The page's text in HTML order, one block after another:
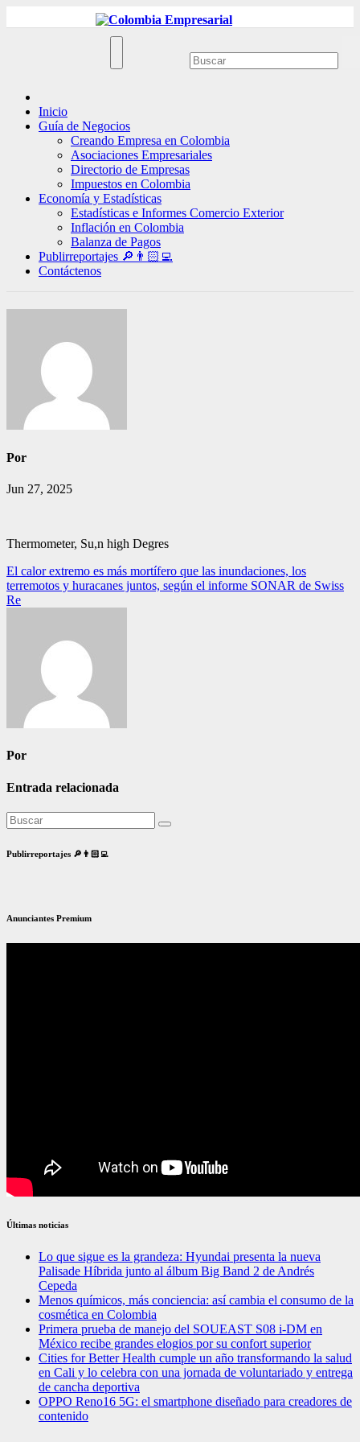
al
Inicio
Guía de Negocios
Creando Empresa en Colombia
Asociaciones Empresariales
Directorio de Empresas
Impuestos en Colombia
Economía y Estadísticas
Estadísticas e Informes Comercio Exterior
Inflación en Colombia
Balanza de Pagos
Publirreportajes 🔎👨🏻‍💻
Contáctenos
Por
Jun 27, 2025
Thermometer, Su,n high Degres
Navegación
de
El calor extremo es más mortífero que las inundaciones, los
terremotos y huracanes juntos, según el informe SONAR de Swiss
Re
Por
Entrada relacionada
Publirreportajes 🔎👨🏻‍💻
Anunciantes Premium
Últimas noticias
Lo que sigue es la grandeza: Hyundai presenta la nueva
Palisade Híbrida junto al álbum Big Band 2 de Andrés
Cepeda
Menos químicos, más conciencia: así cambia el consumo de la
cosmética en Colombia
Primera prueba de manejo del SOUEAST S08 i-DM en
México recibe grandes elogios por su confort superior
Cities for Better Health cumple un año transformando la salud
en Cali y lo celebra con una jornada de voluntariado y entrega
de cancha deportiva
OPPO Reno16 5G: el smartphone diseñado para creadores de
contenido